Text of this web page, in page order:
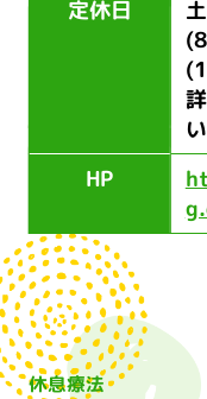
定休日
い
HP
休息療法